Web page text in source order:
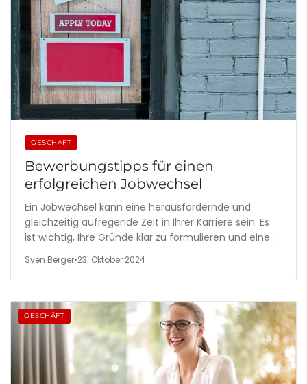
GESCHÄFT
Bewerbungstipps für einen
erfolgreichen Jobwechsel
Ein Jobwechsel kann eine herausfordernde und
gleichzeitig aufregende Zeit in Ihrer Karriere sein. Es
ist wichtig, Ihre Gründe klar zu formulieren und eine…
Sven Berger•23. Oktober 2024
GESCHÄFT